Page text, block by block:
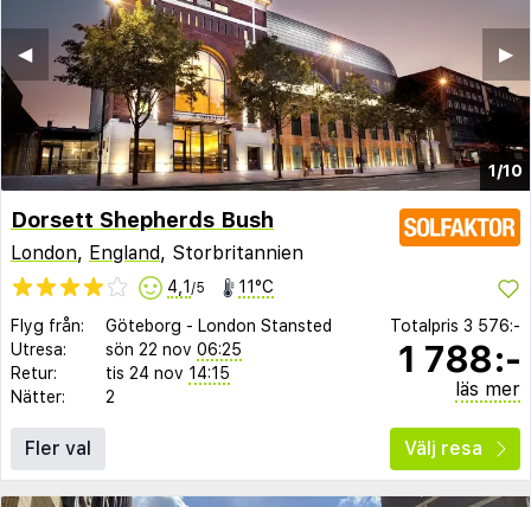
1/10
▶︎
◀︎
Dorsett Shepherds Bush
London, England, Storbritannien
4,1 /5 11°C
Flyg från: Göteborg - London Stansted
Utresa:
sön 22 nov 06:25
Retur:
tis 24 nov 14:15
Nätter:
2
Totalpris 3 576:-
1 788:-
läs mer
Fler val Välj resa